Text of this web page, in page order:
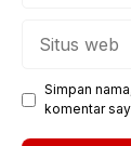
Simpan
komentar